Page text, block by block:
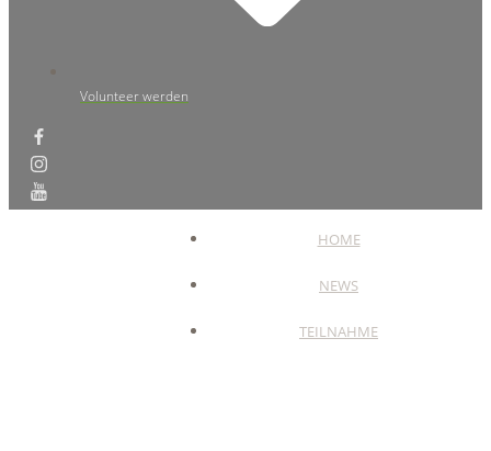
Volunteer werden
HOME
NEWS
TEILNAHME